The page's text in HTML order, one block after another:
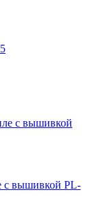
с вышивкой PL-